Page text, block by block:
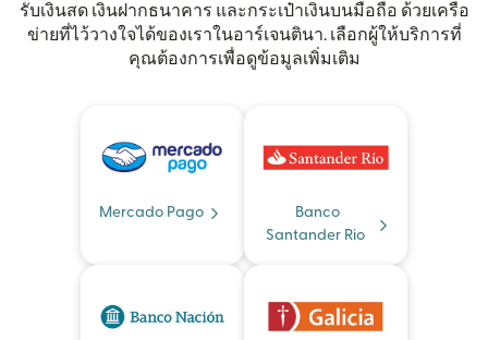
รับเงินสด เงินฝากธนาคาร และกระเป๋าเงินบนมือถือ ด้วยเครือ
ข่ายที่ไว้วางใจได้ของเราในอาร์เจนตินา. เลือกผู้ให้บริการที่
คุณต้องการเพื่อดูข้อมูลเพิ่มเติม
Mercado Pago
Banco
Santander Rio